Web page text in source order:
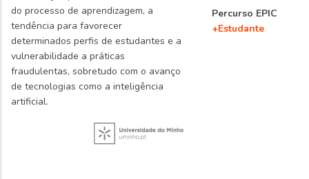
do processo de aprendizagem, a
tendência para favorecer
determinados perfis de estudantes e a
vulnerabilidade a práticas
fraudulentas, sobretudo com o avanço
de tecnologias como a inteligência
artificial.
Percurso EPIC
+Estudante